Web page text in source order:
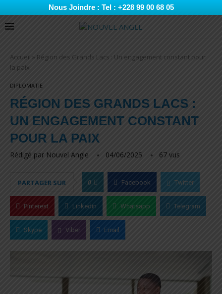
Nous Joindre : Tel : +228 99 00 68 05
Accueil » Région des Grands Lacs : Un engagement constant pour
la paix
DIPLOMATIE
RÉGION DES GRANDS LACS :
UN ENGAGEMENT CONSTANT
POUR LA PAIX
Rédigé par Nouvel Angle 04/06/2025 67 vus
PARTAGER SUR 0 Facebook Twitter
Pinterest Linkedin Whatsapp Telegram
Skype Viber Email